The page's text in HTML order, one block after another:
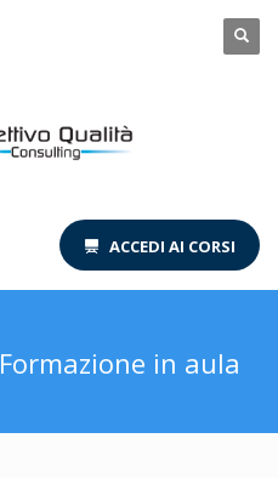
ACCEDI AI CORSI
Formazione in aula